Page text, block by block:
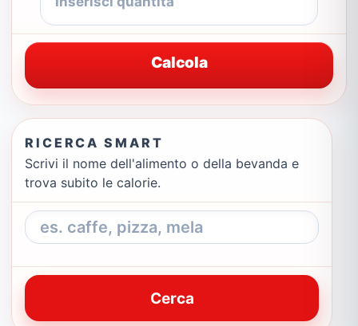
Calcola
RICERCA SMART
Scrivi il nome dell'alimento o della bevanda e
trova subito le calorie.
Cerca